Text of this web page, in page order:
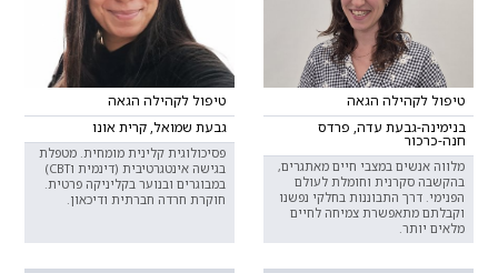
טיפול לקהילה הגאה
בנימינה-גבעת עדה, פרדס
חנה-כרכור
מלווה אנשים במצבי חיים מאתגרים,
בהקשבה סקרנית וחומלת לעולם
הפנימי. דרך התבוננות בחלקי נפשנו
וקבלתם מתאפשרת צמיחה לחיים
מלאים יותר.
טיפול לקהילה הגאה
גבעת שמואל, קרית אונו
פסיכולוגית קלינית מומחית. מטפלת
בגישה אינטגרטיבית (דינמית וCBT)
במבוגרים ובנוער בקליניקה פרטית.
חוקרת חרדה חברתית ודיכאון.